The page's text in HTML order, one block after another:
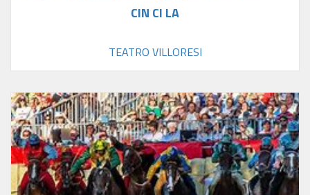
CIN CI LA
TEATRO VILLORESI